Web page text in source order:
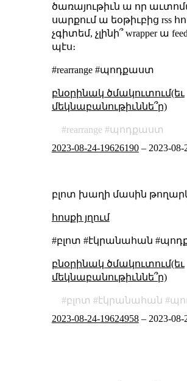
ծառայութիւն ա որ
սարքում ա եօթիւբից rss
չգիտեմ, չլինի՞ wrapper ա
պէս։
#rearrange #պոդքաստ
բնօրինակ ծմակուտում(եւ
մեկնաբանութիւննե՞ր)
rearrange
պոդքաստ
2023-08-24-19626190– 2023-08-
բլոտ խաղի մասին
հոսքի յղում
#բլոտ #էկրանահան
բնօրինակ ծմակուտում(եւ
մեկնաբանութիւննե՞ր)
բլոտ էկրանահան
2023-08-24-19624958– 2023-08-